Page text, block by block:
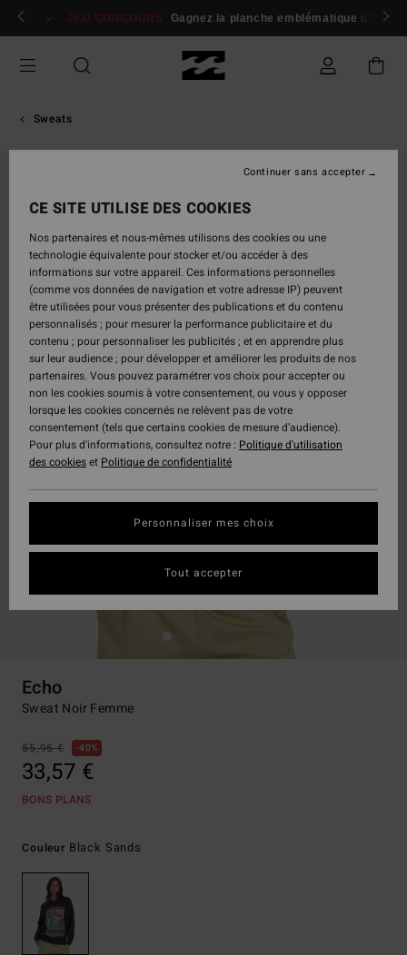
Passer
Se connecter / s'inscrire
JEU CONCOURS Gagnez la planche emblématique d'Andy
Sweats
Echo
Sweat Noir Femme
55,95 € 40%
33,57 €
BONS PLANS
Couleur Black Sands
CE SITE UTILISE DES COOKIES
Nos partenaires et nous-mêmes utilisons des cookies ou une
technologie équivalente pour stocker et/ou accéder à des
informations sur votre appareil. Ces informations personnelles
(comme vos données de navigation et votre adresse IP) peuvent
être utilisées pour vous présenter des publications et du contenu
personnalisés ; pour mesurer la performance publicitaire et du
contenu ; pour personnaliser les publicités ; et en apprendre plus
sur leur audience ; pour développer et améliorer les produits de nos
partenaires. Vous pouvez paramétrer vos choix pour accepter ou
non les cookies soumis à votre consentement, ou vous y opposer
lorsque les cookies concernés ne relèvent pas de votre
consentement (tels que certains cookies de mesure d’audience).
Pour plus d'informations, consultez notre : Politique d'utilisation
des cookieset Politique de confidentialité
Personnaliser mes choix
Continuer sans accepter
Tout accepter